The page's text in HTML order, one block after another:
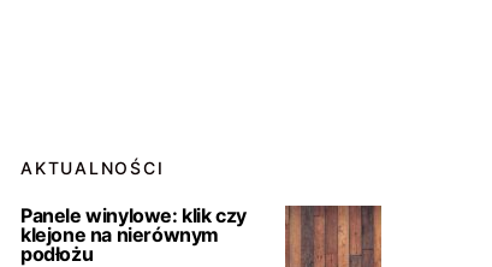
AKTUALNOŚCI
Panele winylowe: klik czy
klejone na nierównym
podłożu